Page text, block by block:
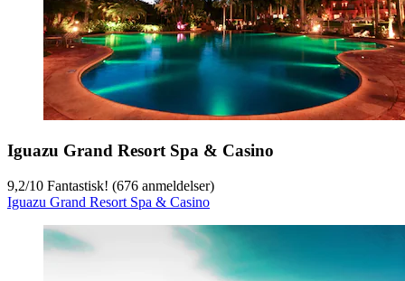
Iguazu Grand Resort Spa & Casino
9,2/10 Fantastisk! (676 anmeldelser)
Iguazu Grand Resort Spa & Casino